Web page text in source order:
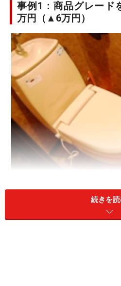
事例1：商品グレード
万円（▲6万円）
使用頻度の低い設備品などは
下げるのも費用圧縮に効果的で
Aさんのお住まいでは、トイ
続きを